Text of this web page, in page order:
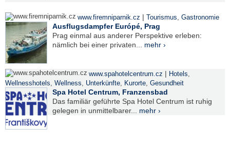
www.firemniparnik.cz | Tourismus, Gastronomie
Ausflugsdampfer Európé, Prag
Prag einmal aus anderer Perspektive erleben:
nämlich bei einer privaten... mehr ›
www.spahotelcentrum.cz | Hotels,
Wellnesshotels, Wellness, Unterkünfte, Kurorte, Gesundheit
Spa Hotel Centrum, Franzensbad
Das familiär geführte Spa Hotel Centrum ist ruhig
gelegen in unmittelbarer... mehr ›